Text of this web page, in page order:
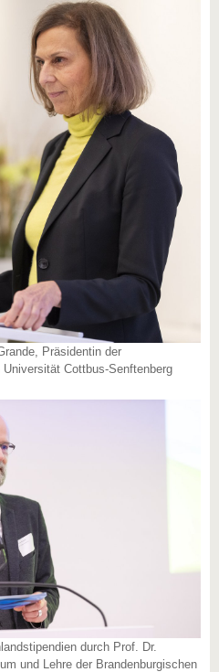
Präsidentin der
Cottbus-Senftenberg
durch Prof. Dr.
und Lehre der Brandenburgischen